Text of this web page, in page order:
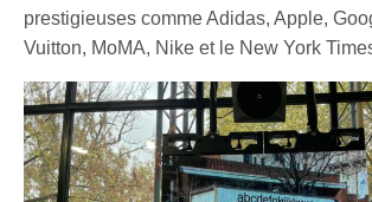
prestigieuses comme Adidas, Apple,
Vuitton, MoMA, Nike et le New York